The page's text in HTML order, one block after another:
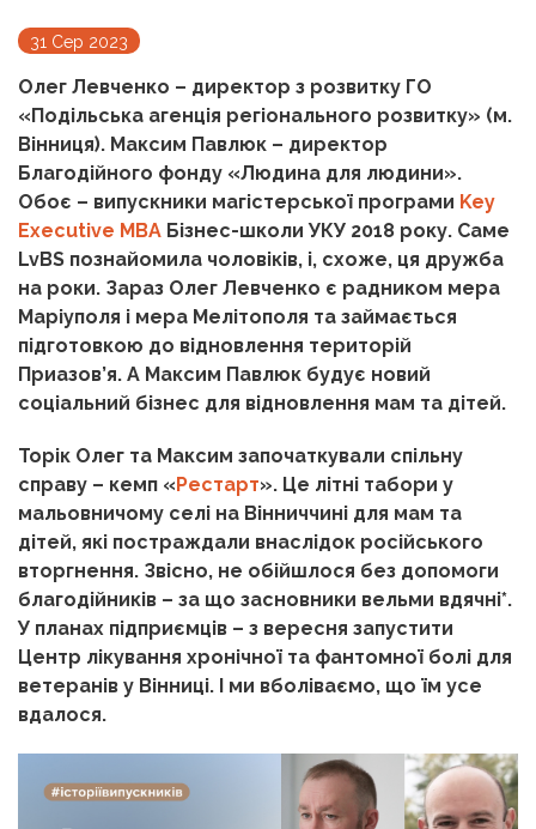
31 Сер 2023
Олег Левченко – директор з розвитку ГО
«Подільська агенція регіонального розвитку» (м.
Вінниця). Максим Павлюк – директор
Благодійного фонду «Людина для людини».
Обоє – випускники магістерської програми Key
Executive MBA Бізнес-школи УКУ 2018 року. Саме
LvBS познайомила чоловіків, і, схоже, ця дружба
на роки. Зараз Олег Левченко є радником мера
Маріуполя і мера Мелітополя та займається
підготовкою до відновлення територій
Приазов’я. А Максим Павлюк будує новий
соціальний бізнес для відновлення мам та дітей.
Торік Олег та Максим започаткували спільну
справу – кемп «Рестарт». Це літні табори у
мальовничому селі на Вінниччині для мам та
дітей, які постраждали внаслідок російського
вторгнення. Звісно, не обійшлося без допомоги
благодійників – за що засновники вельми вдячні*.
У планах підприємців – з вересня запустити
Центр лікування хронічної та фантомної болі для
ветеранів у Вінниці. І ми вболіваємо, що їм усе
вдалося.